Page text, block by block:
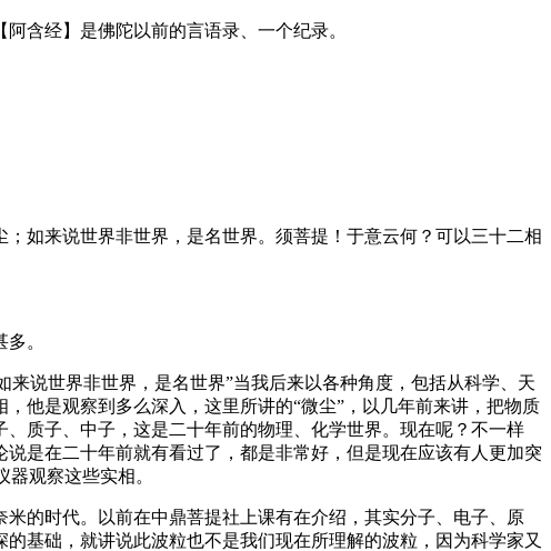
含经】是佛陀以前的言语录、一个纪录。
如来说世界非世界，是名世界。须菩提！于意云何？可以三十二相
。
说世界非世界，是名世界”当我后来以各种角度，包括从科学、天
他是观察到多么深入，这里所讲的“微尘”，以几年前来讲，把物质
质子、中子，这是二十年前的物理、化学世界。现在呢？不一样
是在二十年前就有看过了，都是非常好，但是现在应该有人更加突
观察这些实相。
的时代。以前在中鼎菩提社上课有在介绍，其实分子、电子、原
基础，就讲说此波粒也不是我们现在所理解的波粒，因为科学家又